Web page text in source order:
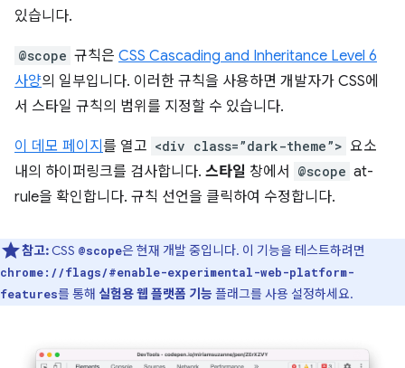
있습니다.
@scope 규칙은 CSS Cascading and Inheritance Level 6
사양의 일부입니다. 이러한 규칙을 사용하면 개발자가 CSS에
서 스타일 규칙의 범위를 지정할 수 있습니다.
이 데모 페이지 를 열고 <div class=”dark-theme”> 요소
내의 하이퍼링크를 검사합니다. 스타일 창에서 @scope at-
rule을 확인합니다. 규칙 선언을 클릭하여 수정합니다.
참고: CSS @scope은 현재 개발 중입니다. 이 기능을 테스트하려면
chrome://flags/#enable-experimental-web-platform-
features를 통해 실험용 웹 플랫폼 기능 플래그를 사용 설정하세요.